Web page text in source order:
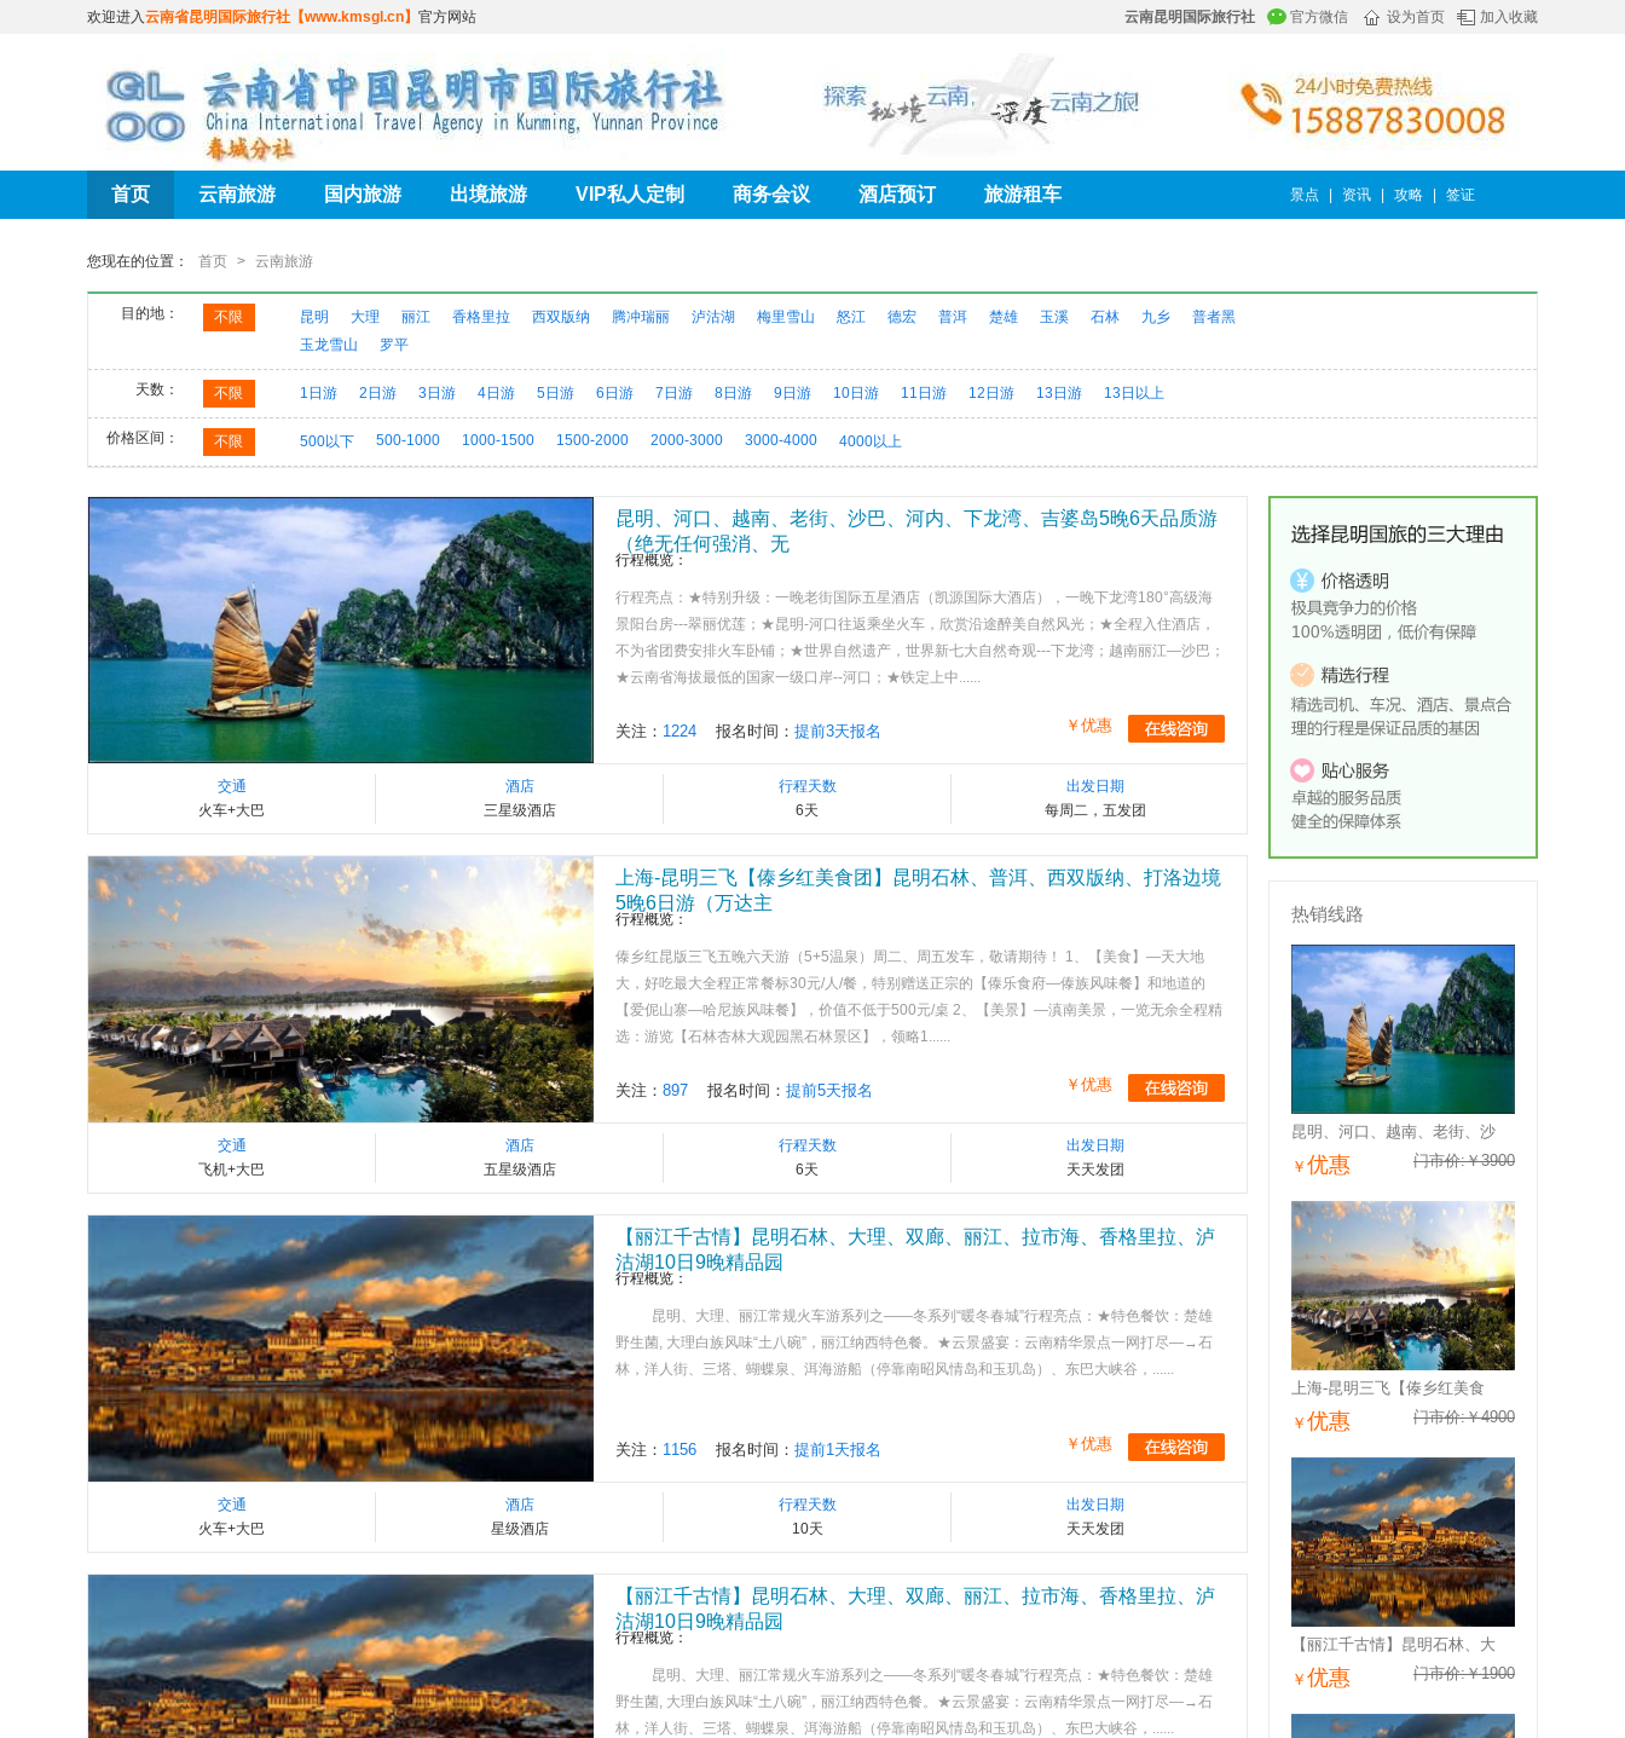
云南昆明国际旅行社 官方微信 设为首页 加入收藏
欢迎进入云南省昆明国际旅行社【www.kmsgl.cn】 官方网站
景点 资讯 攻略 签证
首页 云南旅游 国内旅游 出境旅游 VIP私人定制 商务会议 酒店预订 旅游租车
您现在的位置： 首页 > 云南旅游
目的地： 不限 昆明 大理 丽江 香格里拉 西双版纳 腾冲瑞丽 泸沽湖 梅里雪山 怒江 德宏 普洱 楚雄 玉溪 石林 九乡
普者黑
玉龙雪山
罗平
天数： 不限 1日游 2日游 3日游 4日游 5日游 6日游 7日游 8日游 9日游 10日游 11日游 12日游 13日游 13日以上
价格区间： 不限 500以下 500-1000 1000-1500 1500-2000 2000-3000 3000-4000 4000以上
昆明、河口、越南、老街、沙巴、河内、下龙湾、吉婆岛5晚6天品质游
（绝无任何强消、无
行程概览：
行程亮点：★特别升级：一晚老街国际五星酒店（凯源国际大酒店），一晚下龙湾180°高级海
景阳台房---翠丽优莲；★昆明-河口往返乘坐火车，欣赏沿途醉美自然风光；★全程入住酒店，
不为省团费安排火车卧铺；★世界自然遗产，世界新七大自然奇观---下龙湾；越南丽江—沙巴；
★云南省海拔最低的国家一级口岸--河口；★铁定上中......
￥ 优惠
关注： 1224 报名时间： 提前3天报名
交通
火车+大巴
酒店
三星级酒店
行程天数
6天
出发日期
每周二，五发团
上海-昆明三飞【傣乡红美食团】昆明石林、普洱、西双版纳、打洛边境
5晚6日游（万达主
行程概览：
傣乡红昆版三飞五晚六天游（5+5温泉）周二、周五发车，敬请期待！ 1、【美食】—天大地
大，好吃最大全程正常餐标30元/人/餐，特别赠送正宗的【傣乐食府—傣族风味餐】和地道的
【爱伲山寨—哈尼族风味餐】，价值不低于500元/桌 2、【美景】—滇南美景，一览无余全程精
选：游览【石林杏林大观园黑石林景区】，领略1......
￥ 优惠
关注： 897 报名时间： 提前5天报名
交通
飞机+大巴
酒店
五星级酒店
行程天数
6天
出发日期
天天发团
【丽江千古情】昆明石林、大理、双廊、丽江、拉市海、香格里拉、泸
沽湖10日9晚精品园
行程概览：
昆明、大理、丽江常规火车游系列之——冬系列“暖冬春城”行程亮点：★特色餐饮：楚雄
野生菌, 大理白族风味“土八碗”，丽江纳西特色餐。★云景盛宴：云南精华景点一网打尽—→石
林，洋人街、三塔、蝴蝶泉、洱海游船（停靠南昭风情岛和玉玑岛）、东巴大峡谷，......
￥ 优惠
关注： 1156 报名时间： 提前1天报名
交通
火车+大巴
酒店
星级酒店
行程天数
10天
出发日期
天天发团
【丽江千古情】昆明石林、大理、双廊、丽江、拉市海、香格里拉、泸
沽湖10日9晚精品园
行程概览：
昆明、大理、丽江常规火车游系列之——冬系列“暖冬春城”行程亮点：★特色餐饮：楚雄
野生菌, 大理白族风味“土八碗”，丽江纳西特色餐。★云景盛宴：云南精华景点一网打尽—→石
林，洋人街、三塔、蝴蝶泉、洱海游船（停靠南昭风情岛和玉玑岛）、东巴大峡谷，......
热销线路
昆明、河口、越南、老街、沙
门市价:￥3900
￥ 优惠
上海-昆明三飞【傣乡红美食
门市价:￥4900
￥ 优惠
【丽江千古情】昆明石林、大
门市价:￥1900
￥ 优惠